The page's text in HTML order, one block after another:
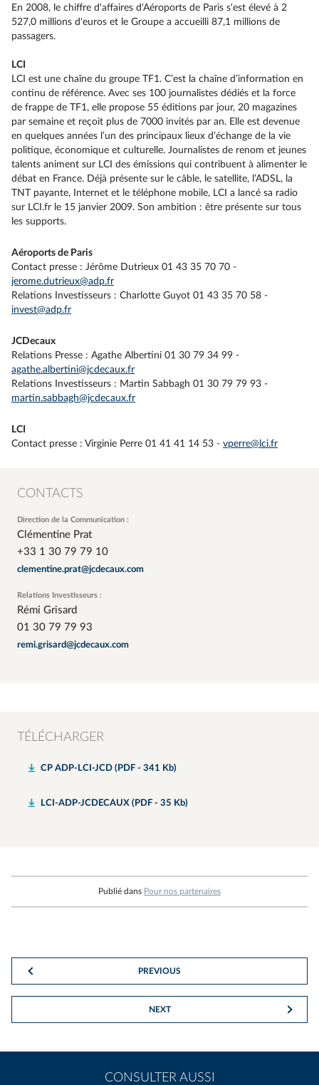
En 2008, le chiffre d'affaires d'Aéroports de Paris s'est élevé à 2
527,0 millions d'euros et le Groupe a accueilli 87,1 millions de
passagers.
LCI
LCI est une chaîne du groupe TF1. C’est la chaîne d’information en
continu de référence. Avec ses 100 journalistes dédiés et la force
de frappe de TF1, elle propose 55 éditions par jour, 20 magazines
par semaine et reçoit plus de 7000 invités par an. Elle est devenue
en quelques années l’un des principaux lieux d’échange de la vie
politique, économique et culturelle. Journalistes de renom et jeunes
talents animent sur LCI des émissions qui contribuent à alimenter le
débat en France. Déjà présente sur le câble, le satellite, l’ADSL, la
TNT payante, Internet et le téléphone mobile, LCI a lancé sa radio
sur LCI.fr le 15 janvier 2009. Son ambition : être présente sur tous
les supports.
Aéroports de Paris
Contact presse : Jérôme Dutrieux 01 43 35 70 70 -
jerome.dutrieux@adp.fr
Relations Investisseurs : Charlotte Guyot 01 43 35 70 58 -
invest@adp.fr
JCDecaux
Relations Presse : Agathe Albertini 01 30 79 34 99 -
agathe.albertini@jcdecaux.fr
Relations Investisseurs : Martin Sabbagh 01 30 79 79 93 -
martin.sabbagh@jcdecaux.fr
LCI
Contact presse : Virginie Perre 01 41 41 14 53 - vperre@lci.fr
CONTACTS
Direction de la Communication :
Clémentine Prat
+33 1 30 79 79 10
clementine.prat@jcdecaux.com
Relations Investisseurs :
Rémi Grisard
01 30 79 79 93
remi.grisard@jcdecaux.com
TÉLÉCHARGER
CP ADP-LCI-JCD (PDF - 341 Kb)
LCI-ADP-JCDECAUX (PDF - 35 Kb)
Publié dans Pour nos partenaires
PREVIOUS
NEXT
CONSULTER AUSSI